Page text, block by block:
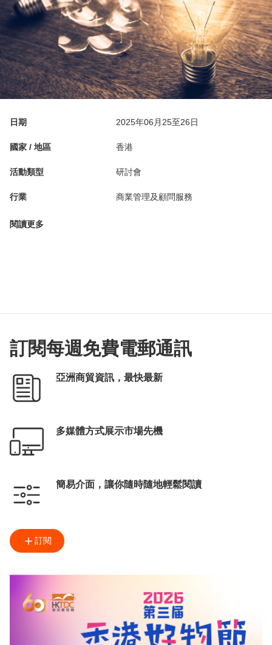
日期 2025年06月25至26日
國家 / 地區 香港
活動類型 研討會
行業 商業管理及顧問服務
閱讀更多
訂閱每週免費電郵通訊
亞洲商貿資訊，最快最新
多媒體方式展示市場先機
簡易介面，讓你隨時隨地輕鬆閱讀
訂閱